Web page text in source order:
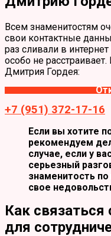
Всем знаменитостям
свои контактные
раз сливали в
особо не
Дмитрия Гордея:
+7 (951) 372-17-16
Если вы хотите
рекомендуем
случае, если у
серьезный
знаменитость
свое
Как
для